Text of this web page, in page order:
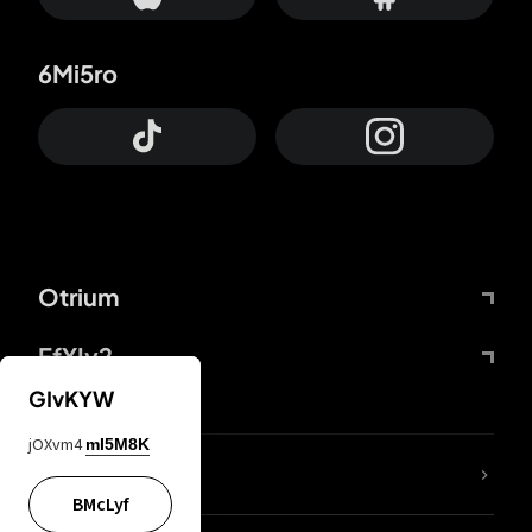
Otrium
FfYIy2
6Mi5ro
lYGfRP
GIvKYW
jOXvm4 mI5M8K
BMcLyf